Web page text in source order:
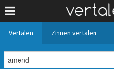
Vertalen Zinnen vertalen